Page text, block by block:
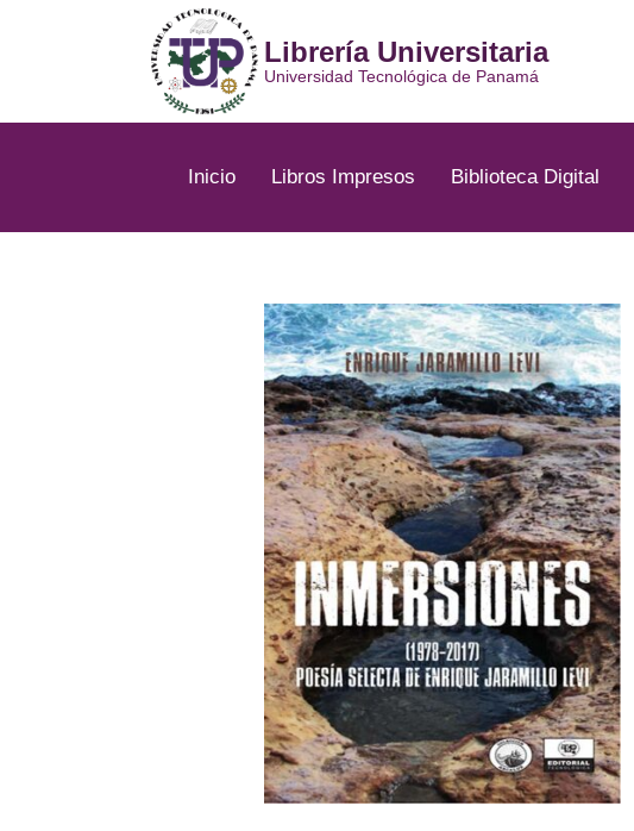
Librería Universitaria
Universidad Tecnológica de Panamá
Inicio Libros Impresos Biblioteca Digital